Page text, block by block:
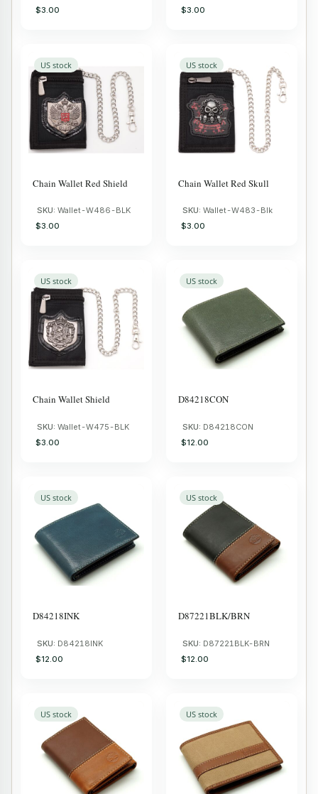
$3.00
$3.00
US stock
Chain Wallet Red Shield
SKU: Wallet-W486-BLK
$3.00
US stock
Chain Wallet Red Skull
SKU: Wallet-W483-Blk
$3.00
US stock
Chain Wallet Shield
SKU: Wallet-W475-BLK
$3.00
US stock
D84218CON
SKU: D84218CON
$12.00
US stock
D84218INK
SKU: D84218INK
$12.00
US stock
D87221BLK/BRN
SKU: D87221BLK-BRN
$12.00
US stock US stock